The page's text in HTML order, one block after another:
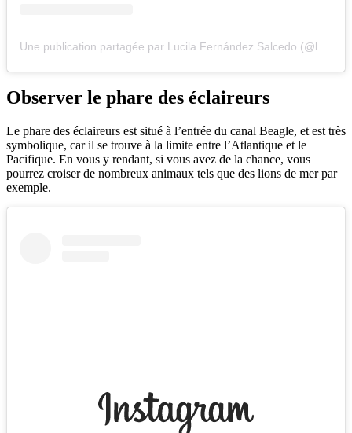
Une publication partagée par Lucila Fernández Salcedo (@lucila.fsalcedo)
Observer le phare des éclaireurs
Le phare des éclaireurs est situé à l’entrée du canal Beagle, et est très
symbolique, car il se trouve à la limite entre l’Atlantique et le
Pacifique. En vous y rendant, si vous avez de la chance, vous
pourrez croiser de nombreux animaux tels que des lions de mer par
exemple.